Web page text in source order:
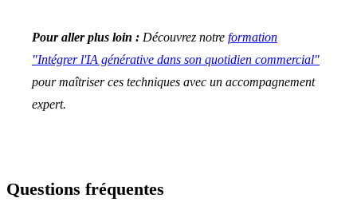
Pour aller plus loin : Découvrez notre formation
"Intégrer l'IA générative dans son quotidien commercial"
pour maîtriser ces techniques avec un accompagnement
expert.
Questions fréquentes